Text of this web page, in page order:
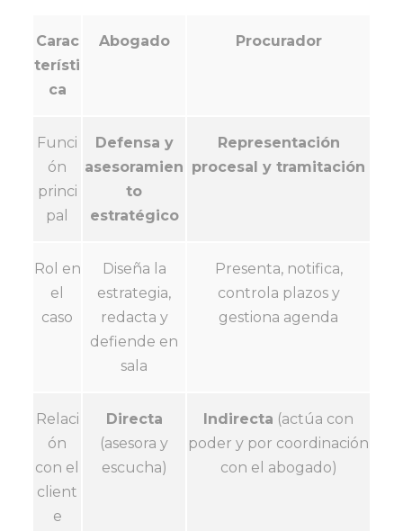
Carac
terísti
ca
Abogado Procurador
Funci
ón
princi
pal
Defensa y
asesoramien
to
estratégico
Representación
procesal y tramitación
Rol en
el
caso
Diseña la
estrategia,
redacta y
defiende en
sala
Presenta, notifica,
controla plazos y
gestiona agenda
Relaci
ón
con el
client
e
Directa
(asesora y
escucha)
Indirecta (actúa con
poder y por coordinación
con el abogado)